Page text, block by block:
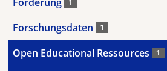
1
Forschungsdaten 1
Open Educational Ressources 1